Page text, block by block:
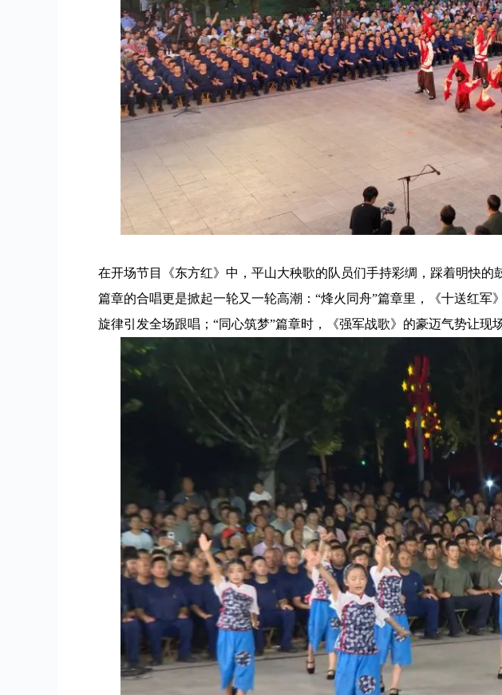
在开场节目《东方红》中，平山大秧歌的队员们手持彩绸，踩着明快
篇章的合唱更是掀起一轮又一轮高潮：“烽火同舟”篇章里，《十送红
旋律引发全场跟唱；“同心筑梦”篇章时，《强军战歌》的豪迈气势让现